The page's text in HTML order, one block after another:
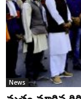
News